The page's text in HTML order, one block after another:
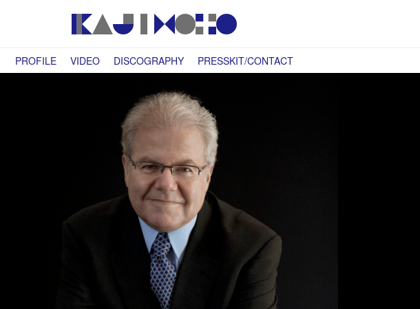
PROFILE VIDEO DISCOGRAPHY PRESSKIT/CONTACT